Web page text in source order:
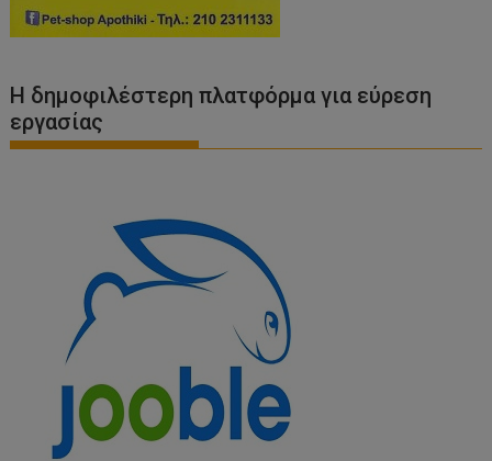
Η δημοφιλέστερη πλατφόρμα για εύρεση
εργασίας